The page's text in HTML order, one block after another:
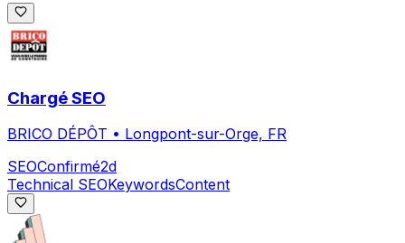
Chargé SEO
BRICO DÉPÔT • Longpont-sur-Orge, FR
SEOConfirmé2d
Technical SEOKeywordsContent